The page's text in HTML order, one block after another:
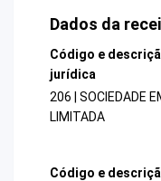
Dados da
Código e
jurídica
206 | SOCIEDADE
LIMITADA
Código e